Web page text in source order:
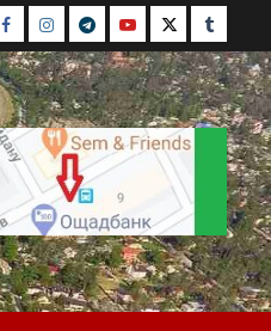
Facebook
Instagram
TelegramYoutubeTwitterTumblr